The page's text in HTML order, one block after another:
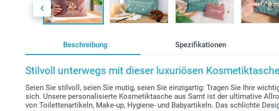
Beschreibung Spezifikationen
Stilvoll unterwegs mit dieser luxuriösen
Seien Sie stilvoll, seien Sie mutig, seien Sie einzigartig: Tragen Sie Ihre
sich. Unsere personalisierte Kosmetiktasche aus Samt ist der ultimative
von Toilettenartikeln, Make-up, Hygiene- und Babyartikeln. Das schlichte